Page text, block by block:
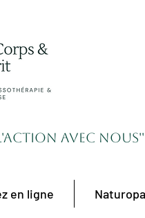
l'action avec nous''
en ligne